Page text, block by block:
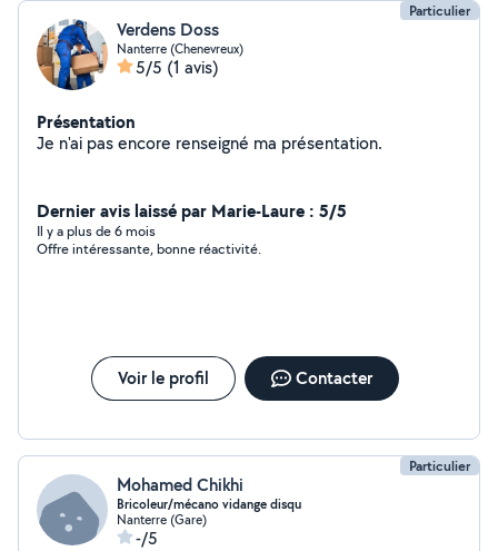
Particulier
Verdens Doss
Nanterre (Chenevreux)
5/5 (1 avis)
Présentation
Je n'ai pas encore renseigné ma présentation.
Dernier avis laissé par Marie-Laure : 5/5
Il y a plus de 6 mois
Offre intéressante, bonne réactivité.
Voir le profil Contacter
Particulier
Mohamed Chikhi
Bricoleur/mécano vidange disqu
Nanterre (Gare)
-/5